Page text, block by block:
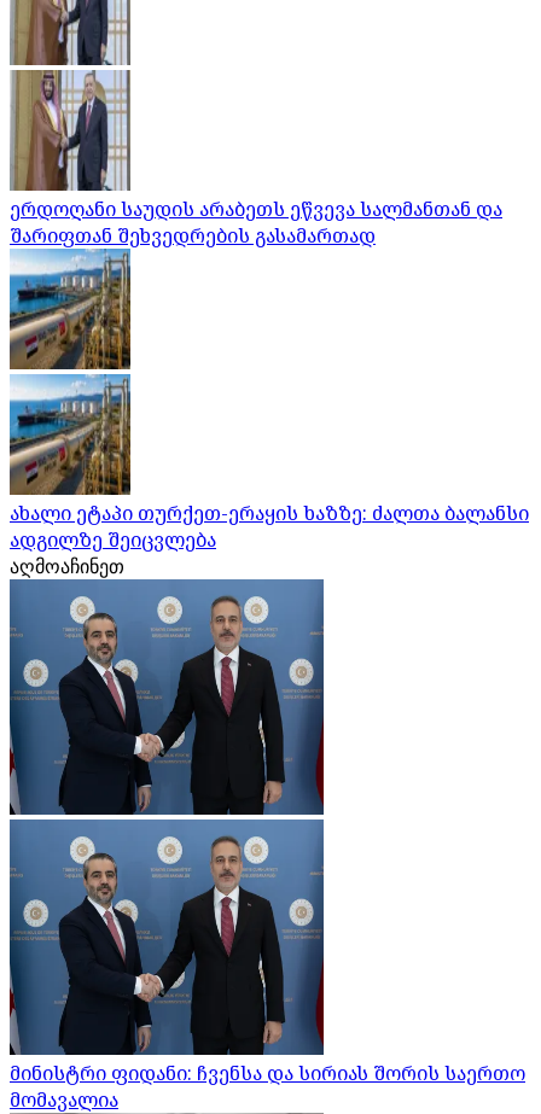
ერდოღანი საუდის არაბეთს ეწვევა სალმანთან და
შარიფთან შეხვედრების გასამართად
ახალი ეტაპი თურქეთ-ერაყის ხაზზე: ძალთა ბალანსი
ადგილზე შეიცვლება
აღმოაჩინეთ
მინისტრი ფიდანი: ჩვენსა და სირიას შორის საერთო
მომავალია